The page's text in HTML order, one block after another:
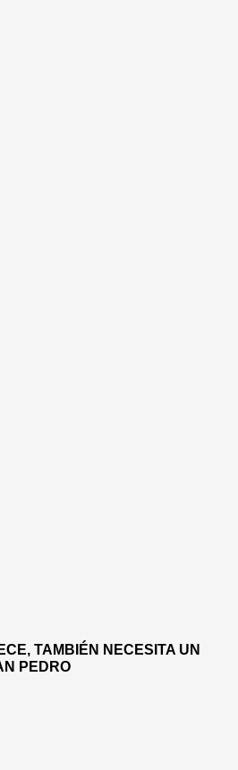
TAMBIÉN NECESITA UN
PEDRO